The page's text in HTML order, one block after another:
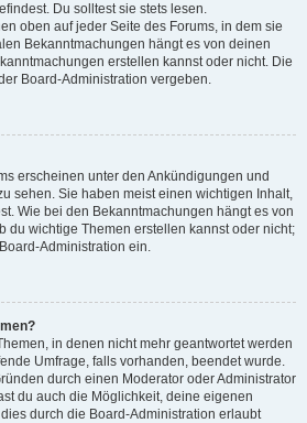
Du solltest sie stets lesen.
oben auf jeder Seite des Forums, in dem sie
Bekanntmachungen hängt es von deinen
erstellen kannst oder nicht. Die
Board-Administration vergeben.
erscheinen unter den Ankündigungen und
sehen. Sie haben meist einen wichtigen Inhalt,
Wie bei den Bekanntmachungen hängt es von
du wichtige Themen erstellen kannst oder nicht;
Administration ein.
in denen nicht mehr geantwortet werden
Umfrage, falls vorhanden, beendet wurde.
durch einen Moderator oder Administrator
du auch die Möglichkeit, deine eigenen
durch die Board-Administration erlaubt